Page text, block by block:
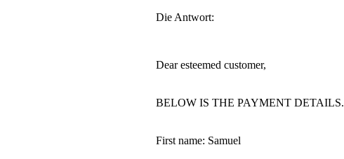
Die Antwort:
Dear esteemed customer,
BELOW IS THE PAYMENT DETAILS.
First name: Samuel